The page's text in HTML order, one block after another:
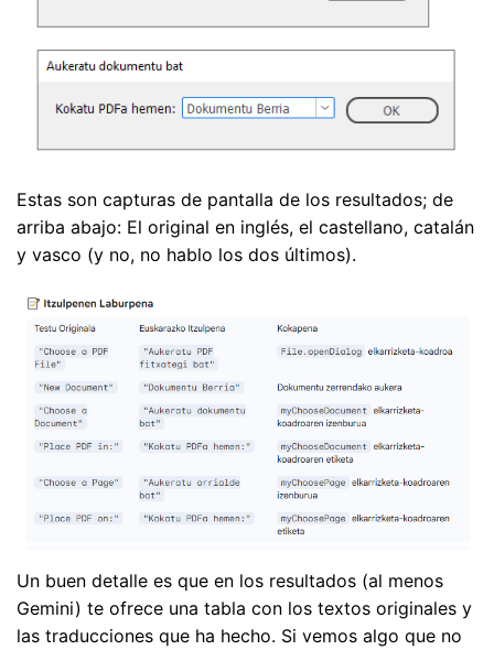
Estas son capturas de pantalla de los resultados; de
arriba abajo: El original en inglés, el castellano, catalán
y vasco (y no, no hablo los dos últimos).
Un buen detalle es que en los resultados (al menos
Gemini) te ofrece una tabla con los textos originales y
las traducciones que ha hecho. Si vemos algo que no